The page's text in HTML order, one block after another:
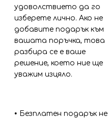
удоволствието да го
изберете лично. Ако не
добавите подарък към
вашата поръчка, това
разбира се е ваше
решение, което ние ще
уважим изцяло.
• Безплатен подарък не